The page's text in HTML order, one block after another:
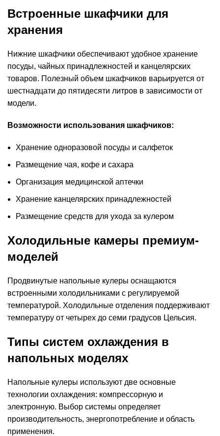
Встроенные шкафчики для
хранения
Нижние шкафчики обеспечивают удобное хранение
посуды, чайных принадлежностей и канцелярских
товаров. Полезный объем шкафчиков варьируется от
шестнадцати до пятидесяти литров в зависимости от
модели.
Возможности использования шкафчиков:
Хранение одноразовой посуды и салфеток
Размещение чая, кофе и сахара
Организация медицинской аптечки
Хранение канцелярских принадлежностей
Размещение средств для ухода за кулером
Холодильные камеры премиум-
моделей
Продвинутые напольные кулеры оснащаются
встроенными холодильниками с регулируемой
температурой. Холодильные отделения поддерживают
температуру от четырех до семи градусов Цельсия.
Типы систем охлаждения в
напольных моделях
Напольные кулеры используют две основные
технологии охлаждения: компрессорную и
электронную. Выбор системы определяет
производительность, энергопотребление и область
применения.